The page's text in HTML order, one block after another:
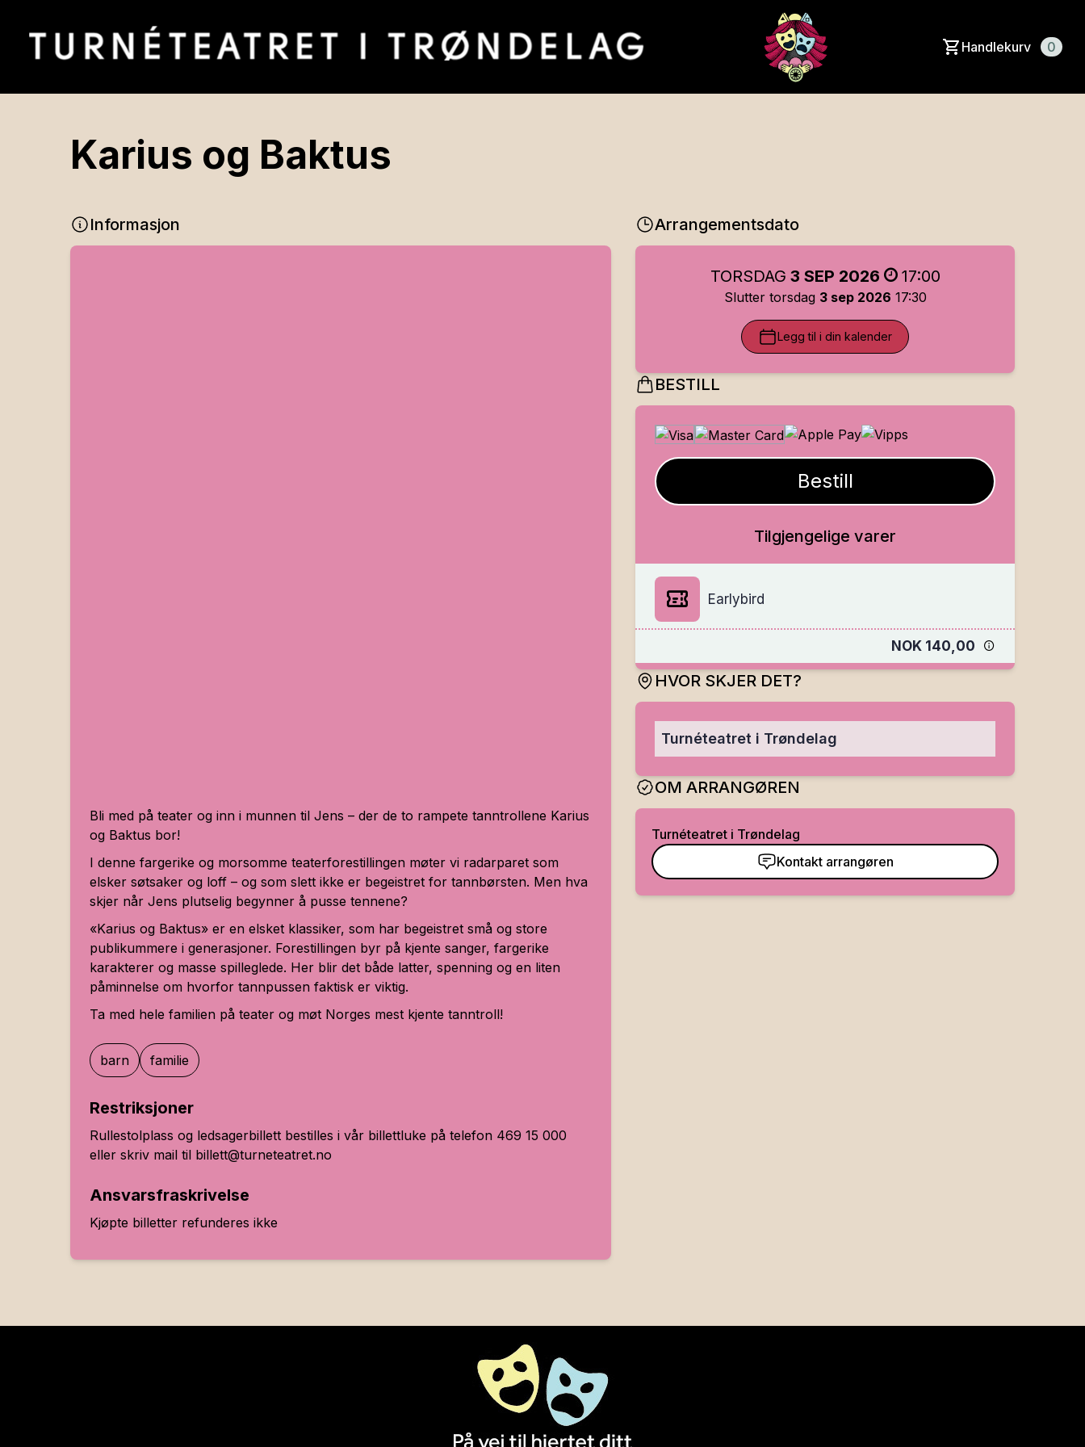
Handlekurv 0
Karius og Baktus
Informasjon
Bli med på teater og inn i munnen til Jens – der de to rampete tanntrollene Karius
og Baktus bor!
I denne fargerike og morsomme teaterforestillingen møter vi radarparet som
elsker søtsaker og loff – og som slett ikke er begeistret for tannbørsten. Men hva
skjer når Jens plutselig begynner å pusse tennene?
«Karius og Baktus» er en elsket klassiker, som har begeistret små og store
publikummere i generasjoner. Forestillingen byr på kjente sanger, fargerike
karakterer og masse spilleglede. Her blir det både latter, spenning og en liten
påminnelse om hvorfor tannpussen faktisk er viktig.
Ta med hele familien på teater og møt Norges mest kjente tanntroll!
barn familie
Restriksjoner
Rullestolplass og ledsagerbillett bestilles i vår billettluke på telefon 469 15 000
eller skriv mail til billett@turneteatret.no
Ansvarsfraskrivelse
Kjøpte billetter refunderes ikke
Arrangementsdato
TORSDAG 3 SEP 2026 17:00
Slutter torsdag 3 sep 2026 17:30
Legg til i din kalender
BESTILL
Bestill
Tilgjengelige varer
Earlybird
NOK 140,00
HVOR SKJER DET?
Turnéteatret i Trøndelag
OM ARRANGØREN
Turnéteatret i Trøndelag
Kontakt arrangøren